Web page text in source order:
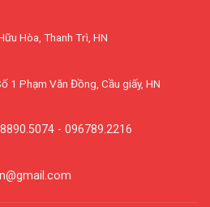
Hòa, Thanh Trì, HN
1 Phạm Văn Đồng, Cầu giấy, HN
- 096789.2216